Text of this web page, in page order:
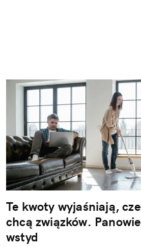
Te kwoty wyjaśniają,
chcą związków.
wstyd